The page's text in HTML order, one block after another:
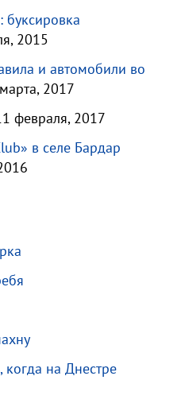
2015
и автомобили во
2017
февраля, 2017
в селе Бардар
на Днестре